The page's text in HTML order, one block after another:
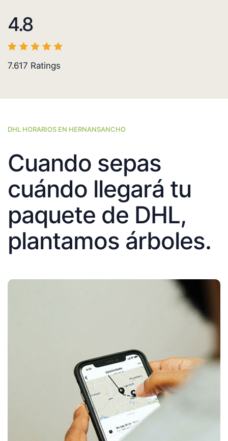
4.8
7.617 Ratings
DHL HORARIOS EN HERNANSANCHO
Cuando sepas
cuándo llegará tu
paquete de DHL,
plantamos árboles.